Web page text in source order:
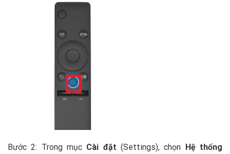
Bước 2: Trong mục Cài đặt (Settings), chọn Hệ thống